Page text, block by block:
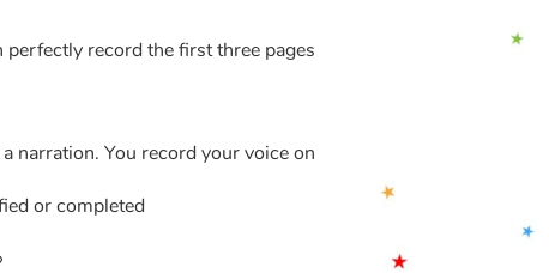
perfectly record the first three pages
narration. You record your voice on
or completed